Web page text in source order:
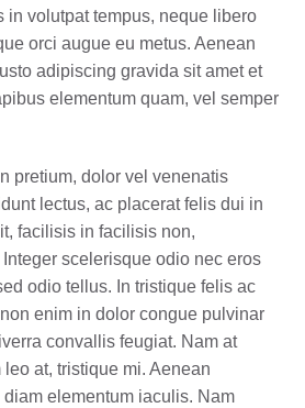
in volutpat tempus, neque libero
orci augue eu metus. Aenean
adipiscing gravida sit amet et
elementum quam, vel semper
pretium, dolor vel venenatis
lectus, ac placerat felis dui in
facilisis in facilisis non,
scelerisque odio nec eros
odio tellus. In tristique felis ac
enim in dolor congue pulvinar
convallis feugiat. Nam at
at, tristique mi. Aenean
elementum iaculis. Nam